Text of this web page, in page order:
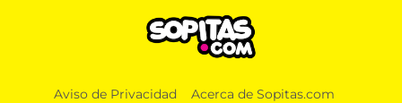
Aviso de Privacidad Acerca de Sopitas.com